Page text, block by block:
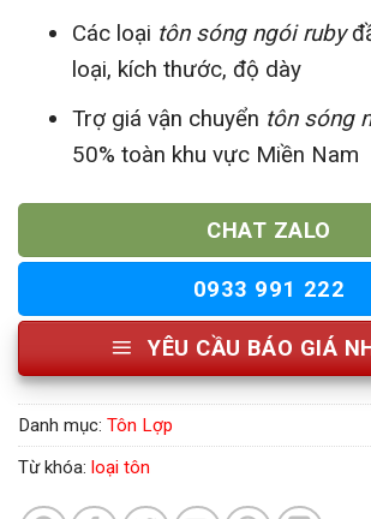
Các loại tôn sóng ngói ruby
loại, kích thước, độ dày
Trợ giá vận chuyển tôn sóng
50% toàn khu vực Miền Nam
CHAT ZALO
0933 991 222
YÊU CẦU BÁO GIÁ
Danh mục: Tôn Lợp
Từ khóa: loại tôn